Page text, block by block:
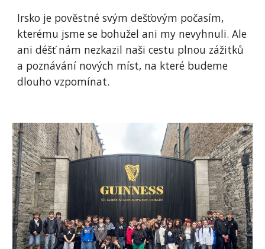
Irsko je pověstné svým dešťovým počasím,
kterému jsme se bohužel ani my nevyhnuli. Ale
ani déšť nám nezkazil naši cestu plnou zážitků
a poznávání nových míst, na které budeme
dlouho vzpomínat.